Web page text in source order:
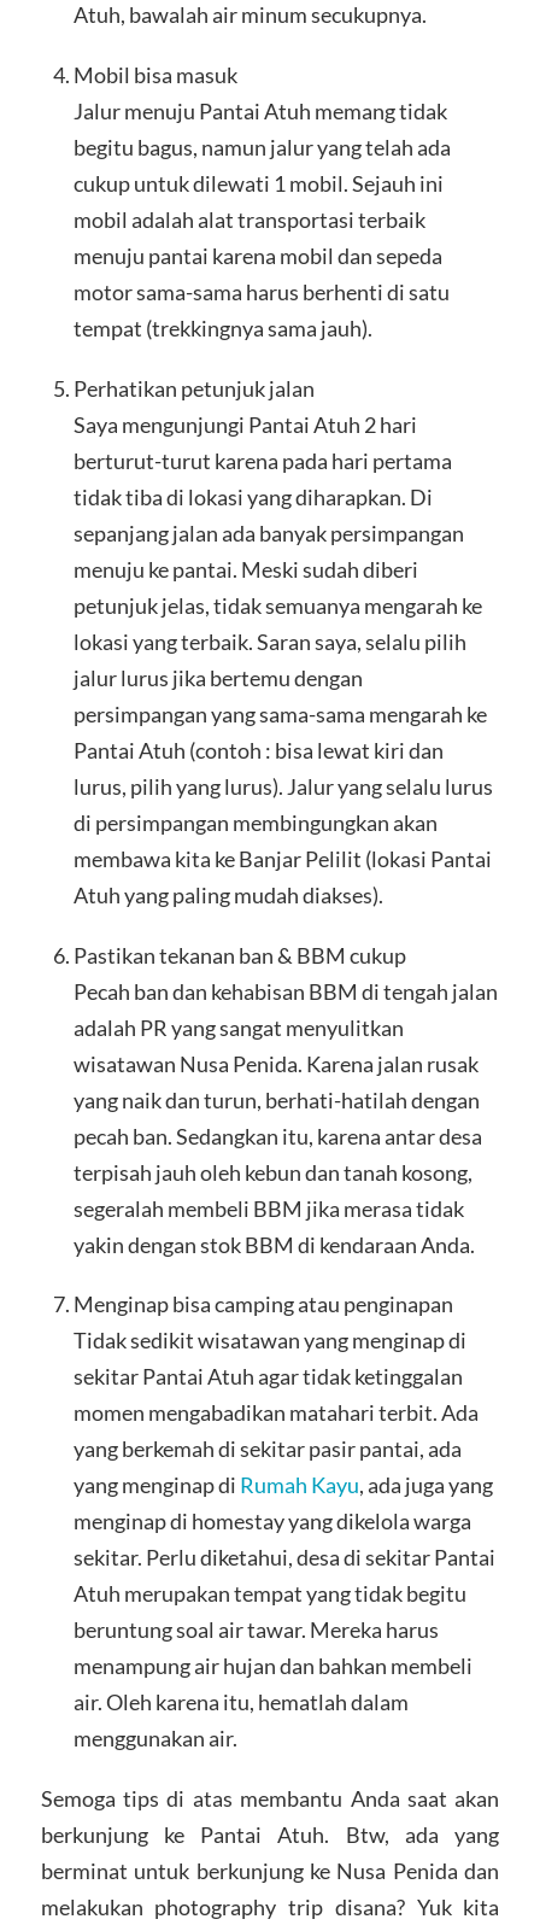
Atuh, bawalah air minum secukupnya.
Mobil bisa masuk
Jalur menuju Pantai Atuh memang tidak
begitu bagus, namun jalur yang telah ada
cukup untuk dilewati 1 mobil. Sejauh ini
mobil adalah alat transportasi terbaik
menuju pantai karena mobil dan sepeda
motor sama-sama harus berhenti di satu
tempat (trekkingnya sama jauh).
Perhatikan petunjuk jalan
Saya mengunjungi Pantai Atuh 2 hari
berturut-turut karena pada hari pertama
tidak tiba di lokasi yang diharapkan. Di
sepanjang jalan ada banyak persimpangan
menuju ke pantai. Meski sudah diberi
petunjuk jelas, tidak semuanya mengarah ke
lokasi yang terbaik. Saran saya, selalu pilih
jalur lurus jika bertemu dengan
persimpangan yang sama-sama mengarah ke
Pantai Atuh (contoh : bisa lewat kiri dan
lurus, pilih yang lurus). Jalur yang selalu lurus
di persimpangan membingungkan akan
membawa kita ke Banjar Pelilit (lokasi Pantai
Atuh yang paling mudah diakses).
Pastikan tekanan ban & BBM cukup
Pecah ban dan kehabisan BBM di tengah jalan
adalah PR yang sangat menyulitkan
wisatawan Nusa Penida. Karena jalan rusak
yang naik dan turun, berhati-hatilah dengan
pecah ban. Sedangkan itu, karena antar desa
terpisah jauh oleh kebun dan tanah kosong,
segeralah membeli BBM jika merasa tidak
yakin dengan stok BBM di kendaraan Anda.
Menginap bisa camping atau penginapan
Tidak sedikit wisatawan yang menginap di
sekitar Pantai Atuh agar tidak ketinggalan
momen mengabadikan matahari terbit. Ada
yang berkemah di sekitar pasir pantai, ada
yang menginap di Rumah Kayu, ada juga yang
menginap di homestay yang dikelola warga
sekitar. Perlu diketahui, desa di sekitar Pantai
Atuh merupakan tempat yang tidak begitu
beruntung soal air tawar. Mereka harus
menampung air hujan dan bahkan membeli
air. Oleh karena itu, hematlah dalam
menggunakan air.
Semoga tips di atas membantu Anda saat akan
berkunjung ke Pantai Atuh. Btw, ada yang
berminat untuk berkunjung ke Nusa Penida dan
melakukan photography trip disana? Yuk kita